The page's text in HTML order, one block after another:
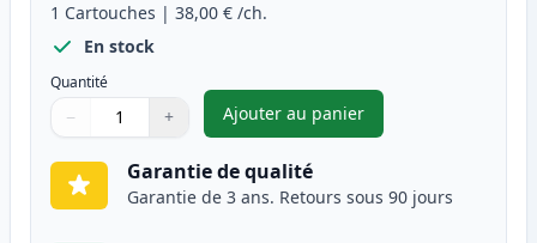
1 Cartouches | 38,00 € /ch.
En stock
Quantité
Quantité
Utilisez les boutons pour ajuster
− +
Quantité
Ajouter au panier
,Brother DR-243CL tambour
Garantie de qualité
Garantie de 3 ans. Retours sous 90 jours